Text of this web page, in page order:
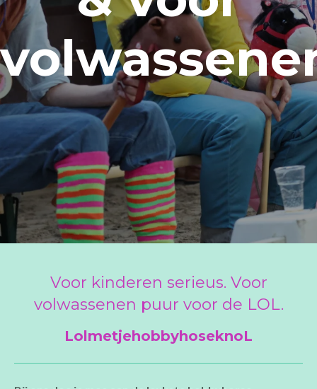
Voor kinderen serieus. Voor
volwassenen puur voor de LOL.
LolmetjehobbyhoseknoL